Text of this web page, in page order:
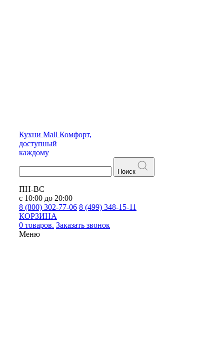
Кухни Mall Комфорт,
доступный
каждому
Поиск
ПН-ВС
с 10:00 до 20:00
8 (800) 302-77-06 8 (499) 348-15-11
КОРЗИНА
0 товаров. Заказать звонок
Меню